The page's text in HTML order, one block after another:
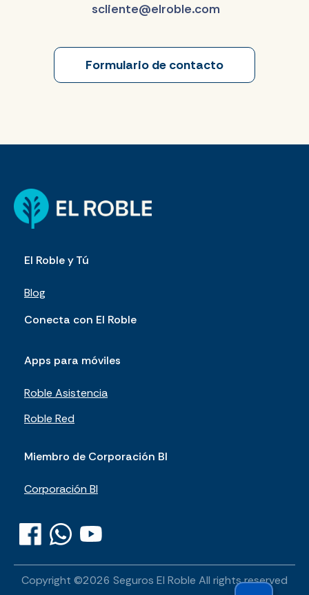
scliente@elroble.com
Formulario de contacto
El Roble y Tú
Blog
Conecta con El Roble
Apps para móviles
Roble Asistencia
Roble Red
Miembro de Corporación BI
Corporación BI
Copyright ©2026 Seguros El Roble All rights reserved